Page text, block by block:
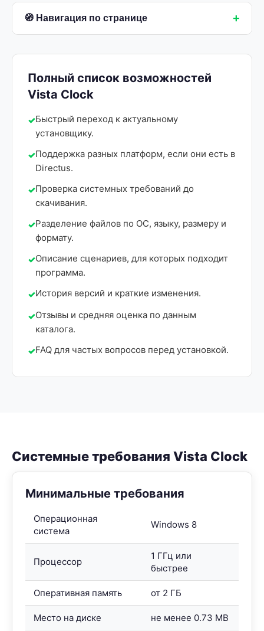
🧭 Навигация по странице +
Полный список возможностей
Vista Clock
Быстрый переход к актуальному
установщику.
Поддержка разных платформ, если они есть в
Directus.
Проверка системных требований до
скачивания.
Разделение файлов по ОС, языку, размеру и
формату.
Описание сценариев, для которых подходит
программа.
История версий и краткие изменения.
Отзывы и средняя оценка по данным
каталога.
FAQ для частых вопросов перед установкой.
Системные требования Vista Clock
Минимальные требования
Операционная
система
Windows 8
Процессор
1 ГГц или
быстрее
Оперативная память от 2 ГБ
Место на диске не менее 0.73 MB